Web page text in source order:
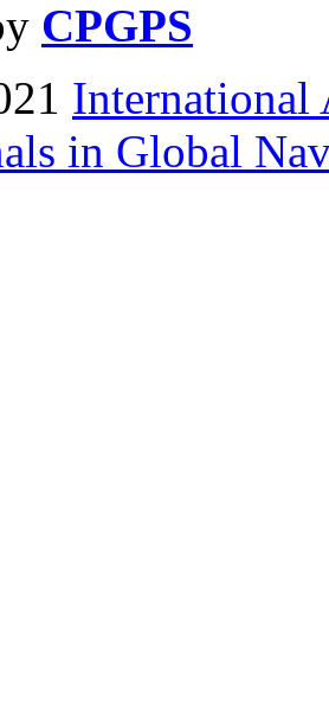
CPGPS
International
in Global